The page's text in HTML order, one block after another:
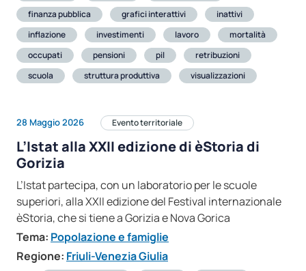
finanza pubblica
grafici interattivi
inattivi
inflazione
investimenti lavoro
mortalità
occupati
pensioni pil
retribuzioni
scuola
struttura produttiva visualizzazioni
28 Maggio 2026 Evento territoriale
L’Istat alla XXII edizione di èStoria di
Gorizia
L’Istat partecipa, con un laboratorio per le scuole
superiori, alla XXII edizione del Festival internazionale
èStoria, che si tiene a Gorizia e Nova Gorica
Tema: Popolazione e famiglie
Regione: Friuli-Venezia Giulia